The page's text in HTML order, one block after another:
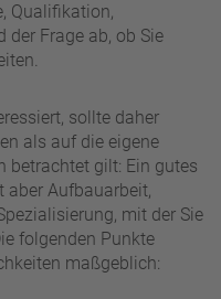
Qualifikation,
der Frage ab, ob Sie
sollte daher
als auf die eigene
betrachtet gilt: Ein gutes
aber Aufbauarbeit,
mit der Sie
folgenden Punkte
maßgeblich: